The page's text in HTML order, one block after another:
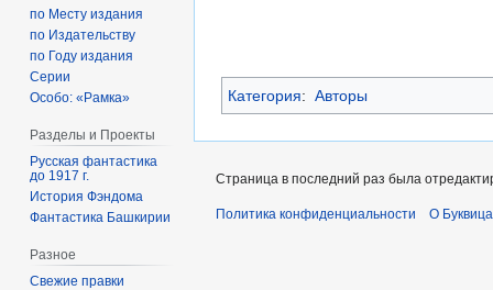
Категория: Авторы
по Месту издания
по Издательству
по Году издания
Серии
Особо: «Рамка»
Разделы и Проекты
Русская фантастика
до 1917 г.
История Фэндома
Фантастика Башкирии
Разное
Свежие правки
Страница в последний раз была
Политика конфиденциальности О Буквица